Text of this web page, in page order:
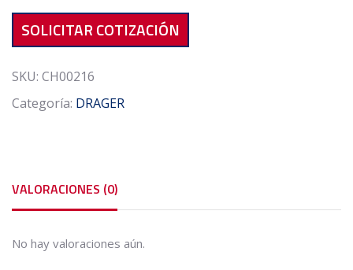
SOLICITAR COTIZACIÓN
SKU: CH00216
Categoría: DRAGER
VALORACIONES (0)
No hay valoraciones aún.